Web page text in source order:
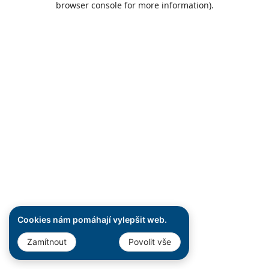
Cookies nám pomáhají vylepšit web.
Zamítnout Povolit vše
browser console for more information).